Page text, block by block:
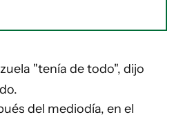
"tenía de todo", dijo
del mediodía, en el